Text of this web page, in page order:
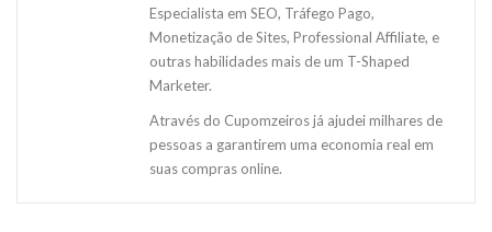
Especialista em SEO, Tráfego Pago,
Monetização de Sites, Professional Affiliate, e
outras habilidades mais de um T-Shaped
Marketer.
Através do Cupomzeiros já ajudei milhares de
pessoas a garantirem uma economia real em
suas compras online.